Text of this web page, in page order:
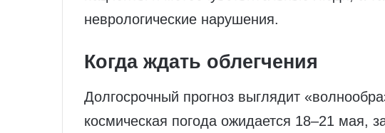
неврологические нарушения.
Когда ждать облегчения
Долгосрочный прогноз выглядит
космическая погода ожидается 18–21 мая,